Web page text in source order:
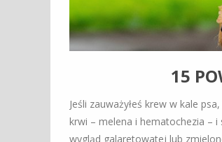
15
Jeśli zauważyłeś krew w kale
krwi – melena i hematochezia –
wygląd galaretowatej lub